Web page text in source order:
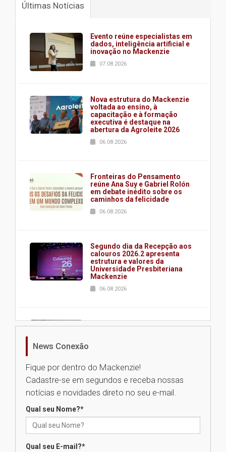
Últimas Notícias
Evento reúne especialistas em
dados, inteligência artificial e
inovação no Mackenzie
07.08.2026
Nova estrutura do Mackenzie
voltada ao ensino, à
capacitação e à formação
executiva é destaque na
abertura da Agroleite 2026
06.08.2026
Fronteiras do Pensamento
reúne Ana Suy e Gabriel Rolón
em debate inédito sobre os
caminhos da felicidade
06.08.2026
Segundo dia da Recepção aos
calouros 2026.2 apresenta
estrutura e valores da
Universidade Presbiteriana
Mackenzie
06.08.2026
Nova apresentação do Centro
Universidade Mackenzie
realizará nova edição da Feira
News Conexão
Fique por dentro do Mackenzie!
Cadastre-se em segundos e receba nossas
notícias e novidades direto no seu e-mail.
Qual seu Nome?*
Qual seu E-mail?*